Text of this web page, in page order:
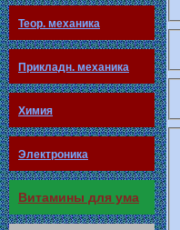
Теор. механика
Прикладн. механика
Химия
Электроника
Витамины для ума